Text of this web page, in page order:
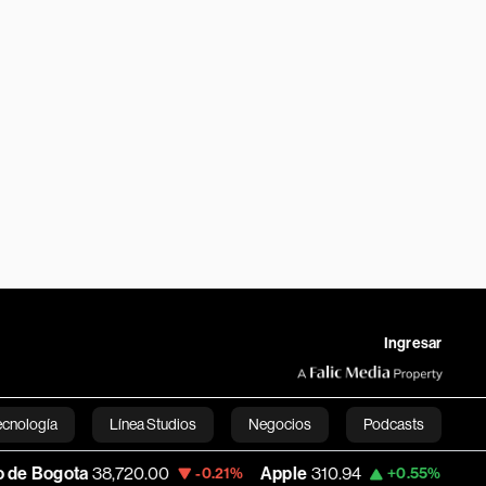
Ingresar
Línea Studios Negocios Podcasts
English-0.21% Apple 310.94 +0.55% USD COP 3,175.95